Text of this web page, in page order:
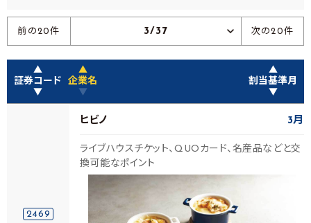
前の20件 3/37 次の20件
▲
証券コード
▼
▲
企業名
▼
▲
割当基準月
▼
2469
ヒビノ 3月
ライブハウスチケット、QUOカード、名産品などと交
換可能なポイント